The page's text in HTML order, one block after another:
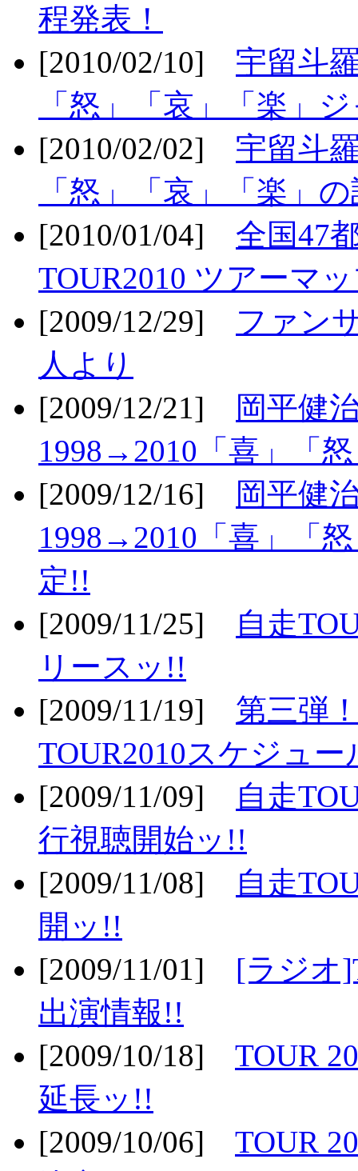
程発表！
[2010/02/10] 宇留斗
「怒」「哀」「楽」
[2010/02/02] 宇留斗
「怒」「哀」「楽」
[2010/01/04] 全国47
TOUR2010 ツアーマ
[2009/12/29] ファン
人より
[2009/12/21]
岡平健
1998→2010「喜」「
[2009/12/16]
岡平健
1998→2010「喜」「
定!!
[2009/11/25]
自走
リースッ!!
[2009/11/19] 第三弾
TOUR2010スケジュー
[2009/11/09]
自走
行視聴開始ッ!!
[2009/11/08]
自走
開ッ!!
[2009/11/01] [ラジオ
出演情報!!
[2009/10/18] TOUR
延長ッ!!
[2009/10/06] TOUR